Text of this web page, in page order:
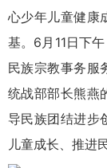
心少年儿童健康
基。6月11日下
民族宗教事务服
统战部部长熊燕
导民族团结进步
儿童成长、推进